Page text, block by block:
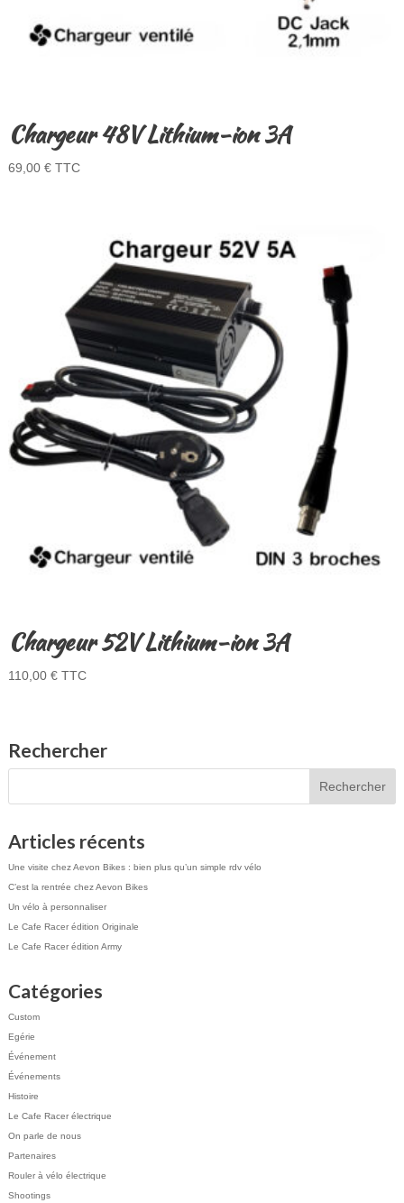
Chargeur 48V Lithium-ion 3A
69,00 € TTC
Chargeur 52V Lithium-ion 3A
110,00 € TTC
Rechercher
Articles récents
Une visite chez Aevon Bikes : bien plus qu’un simple rdv vélo
C’est la rentrée chez Aevon Bikes
Un vélo à personnaliser
Le Cafe Racer édition Originale
Le Cafe Racer édition Army
Catégories
Custom
Egérie
Événement
Événements
Histoire
Le Cafe Racer électrique
On parle de nous
Partenaires
Rouler à vélo électrique
Shootings